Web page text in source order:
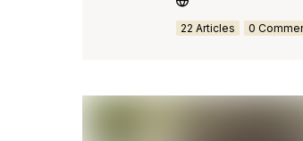
22 Articles 0